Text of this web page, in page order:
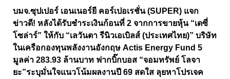
บมจ.ซุปเปอร์ เอนเนอร์ยี คอร์เปอเรชั่น (SUPER) แจก
ข่าวดี! หลังได้รับชำระเงินก้อนที่ 2 จากการขายหุ้น “เดซี่
โซล่าร์” ให้กับ “เลวันตา รีนิวเอเบิลส์ (ประเทศไทย)” บริษัท
ในเครือกองทุนพลังงานอังกฤษ Actis Energy Fund 5
มูลค่า 283.93 ล้านบาท ฟากบิ๊กบอส “จอมทรัพย์ โลจา
ยะ”ระบุมั่นใจแนวโน้มผลงานปี 69 สดใส ลุยหาโปรเจค